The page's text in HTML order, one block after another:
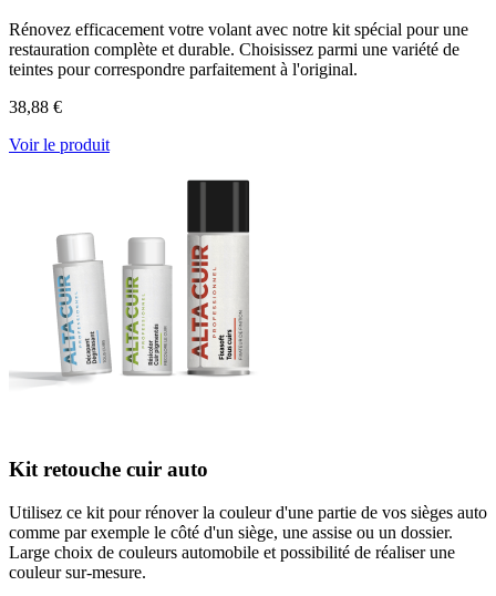
Rénovez efficacement votre volant avec notre kit spécial pour une
restauration complète et durable. Choisissez parmi une variété de
teintes pour correspondre parfaitement à l'original.
38,88 €
Voir le produit
Kit retouche cuir auto
Utilisez ce kit pour rénover la couleur d'une partie de vos sièges auto
comme par exemple le côté d'un siège, une assise ou un dossier.
Large choix de couleurs automobile et possibilité de réaliser une
couleur sur-mesure.